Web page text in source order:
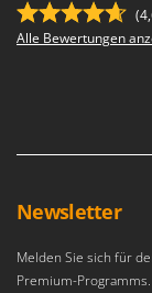
Alle Bewertungen
Newsletter
Melden Sie sich für
Premium-